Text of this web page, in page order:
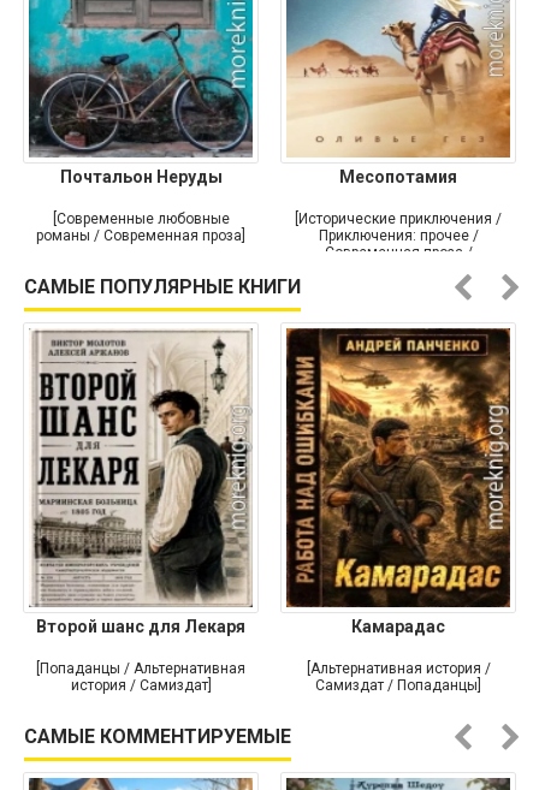
Почтальон Неруды
[Современные любовные
романы / Современная проза]
Месопотамия
[Исторические приключения /
Приключения: прочее /
Современная проза /
САМЫЕ ПОПУЛЯРНЫЕ КНИГИ
Второй шанс для Лекаря
[Попаданцы / Альтернативная
история / Самиздат]
Камарадас
[Альтернативная история /
Самиздат / Попаданцы]
САМЫЕ КОММЕНТИРУЕМЫЕ